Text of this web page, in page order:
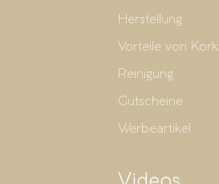
Herstellung
Vorteile von Kork
Reinigung
Gutscheine
Werbeartikel